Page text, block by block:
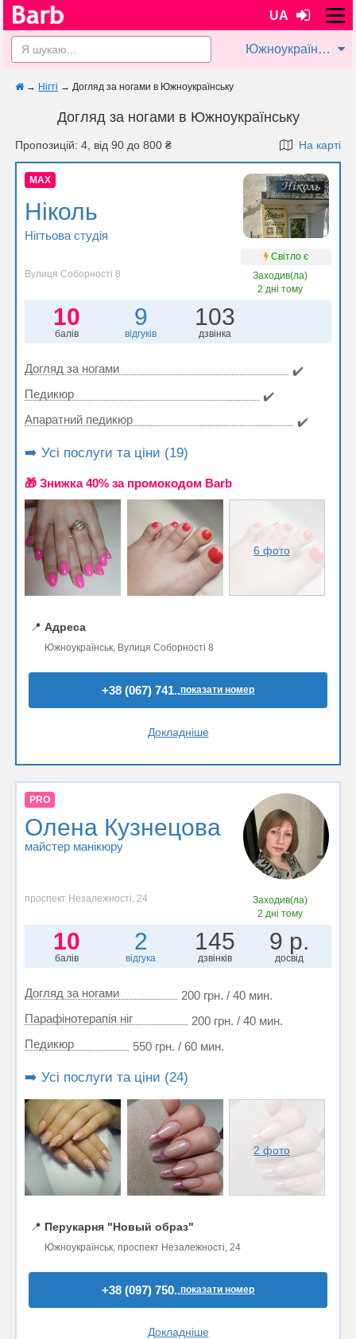
UA
Южноукраїнськ
→ Нігті → Догляд за ногами в Южноукраїнську
Догляд за ногами в Южноукраїнську
Пропозицій: 4, від 90 до 800 ₴ На карті
MAX
Ніколь
Нігтьова студія
Світло є
Вулиця Соборності 8
Заходив(ла)
2 дні тому
10
балів
9
відгуків
103
дзвінка
Догляд за ногами
✔️
Педикюр
✔️
Апаратний педикюр
✔️
➡️ Усі послуги та ціни (19)
🎁 Знижка 40% за промокодом Barb
6 фото
📍 Адреса
Южноукраїнськ, Вулиця Соборності 8
+38 (067) 741..показати номер
Докладніше
PRO
Олена Кузнецова
майстер манікюру
проспект Незалежності, 24
Заходив(ла)
2 дні тому
10
балів
2
відгука
145
дзвінків
9 р.
досвід
Догляд за ногами
200 грн. / 40 мин.
Парафінотерапія ніг
200 грн. / 40 мин.
Педикюр
550 грн. / 60 мин.
➡️ Усі послуги та ціни (24)
2 фото
📍 Перукарня "Новый образ"
Южноукраїнськ, проспект Незалежності, 24
+38 (097) 750..показати номер
Докладніше